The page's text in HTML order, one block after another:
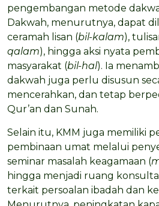
pengembangan metode
Dakwah, menurutnya, dapat
ceramah lisan (bil-kalam),
qalam), hingga aksi nyata
masyarakat (bil-hal). Ia
dakwah juga perlu disusun
mencerahkan, dan tetap
Qur’an dan Sunah.
Selain itu, KMM juga memiliki
pembinaan umat melalui
seminar masalah keagamaan (
hingga menjadi ruang
terkait persoalan ibadah dan